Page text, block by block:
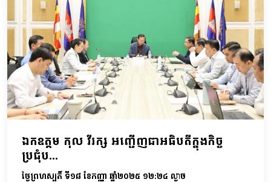
ឯកឧត្តម កុល វីរក្ស អញ្ជើញជាអធិបតីក្នុងកិច្ច
ប្រជុំប...
ថ្ងៃព្រហស្បតិ៍ ទី១៨ ខែកញ្ញា ឆ្នាំ២០២៥ ១២:២៤ ល្ងាច